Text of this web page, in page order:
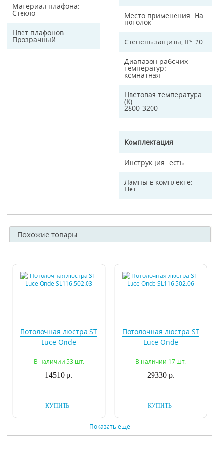
Материал плафона
Стекло
Цвет плафонов
Прозрачный
Место применения На
потолок
Степень защиты, IP 20
Диапазон рабочих
температур
комнатная
Цветовая температура
(K)
2800-3200
Комплектация
Инструкция есть
Лампы в комплекте
Нет
Похожие товары
Потолочная люстра ST
Luce Onde
В наличии 53 шт.
14510 р.
КУПИТЬ
Потолочная люстра ST
Luce Onde
В наличии 17 шт.
29330 р.
КУПИТЬ
Показать еще